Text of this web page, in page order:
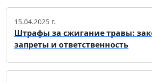
15.04.2025 г.
Штрафы за сжигание травы:
запреты и ответственность